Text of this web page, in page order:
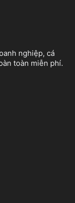
nghiệp, cá
toàn miễn phí.